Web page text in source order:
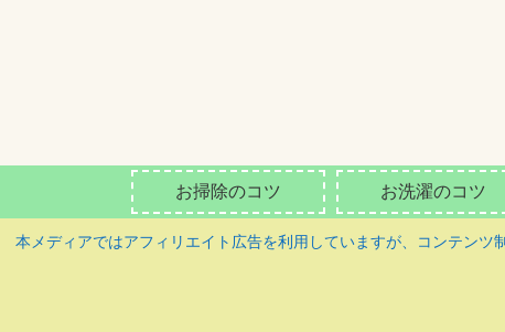
お掃除のコツ お洗濯のコツ
本メディアではアフィリエイト広告を利用していますが、コンテン